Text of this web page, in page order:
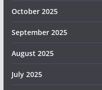
October 2025
September 2025
August 2025
July 2025